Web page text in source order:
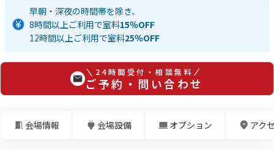
早朝・深夜の時間帯を除き、
8時間以上ご利用で室料15％OFF
12時間以上ご利用で室料25％OFF
24時間受付・相談無料
ご予約・問い合わせ
会場情報 会場設備 オプション アク